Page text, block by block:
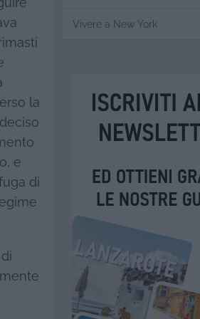
la
e
di
Vivere a New York